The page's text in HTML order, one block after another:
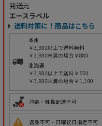
発送元
エースラベル
送料対策に！商品はこちら
本州
￥3,980以上で送料無料
￥3,980未満の場合￥880
北海道
￥3,980以上で送料￥550
￥3,980未満の場合￥1,100
沖縄・離島配送不可
返品不可・日曜祝日指定不可